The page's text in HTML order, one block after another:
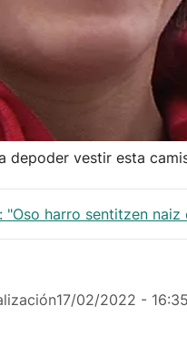
depoder vestir esta
"Oso harro sentitzen
17/02/2022 - 16:35